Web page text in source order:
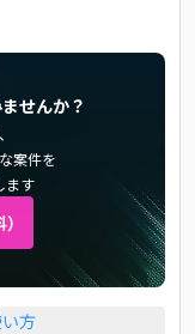
せんか？
案件を
ます
方